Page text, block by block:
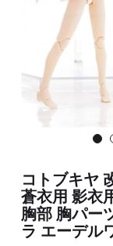
FAガール/
FAガール/
3Mサンデ
FAQ /配送
お問い合わ
コトブキヤ
蒼衣用 影衣
胸部 胸パー
ラ エーデル
フレームア
パーツ
フレームア
済パーツ
布服 着物
3Mサンデ
デカール
その他 ツー